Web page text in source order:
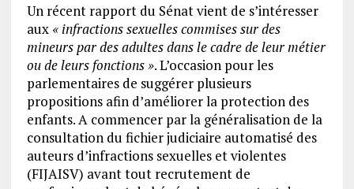
Un récent rapport du Sénat vient de s’intéresser
aux « infractions sexuelles commises sur des
mineurs par des adultes dans le cadre de leur métier
ou de leurs fonctions ». L’occasion pour les
parlementaires de suggérer plusieurs
propositions afin d’améliorer la protection des
enfants. A commencer par la généralisation de la
consultation du fichier judiciaire automatisé des
auteurs d’infractions sexuelles et violentes
(FIJAISV) avant tout recrutement de